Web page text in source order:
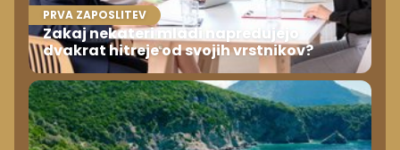
PRVA ZAPOSLITEV
Zakaj nekateri mladi napredujejo
dvakrat hitreje od svojih vrstnikov?